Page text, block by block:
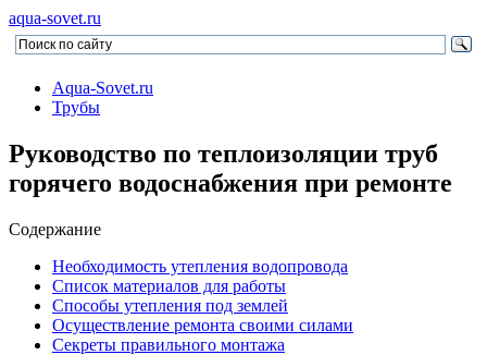
aqua-sovet.ru
Aqua-Sovet.ru
Трубы
Руководство по теплоизоляции труб
горячего водоснабжения при ремонте
Содержание
Необходимость утепления водопровода
Список материалов для работы
Способы утепления под землей
Осуществление ремонта своими силами
Секреты правильного монтажа